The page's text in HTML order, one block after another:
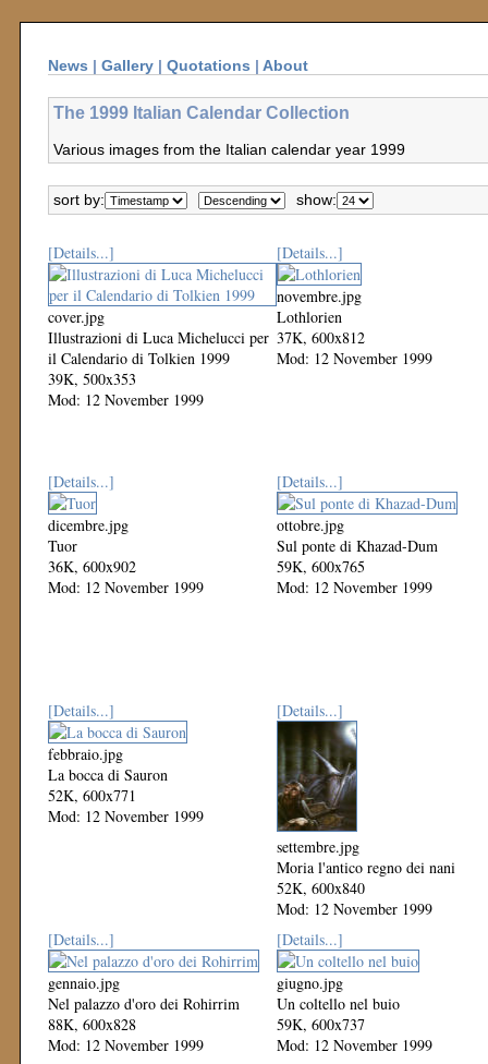
News | Gallery | Quotations | About
The 1999 Italian Calendar Collection
Various images from the Italian calendar year 1999
sort by: show:
[Details...]
cover.jpg
Illustrazioni di Luca Michelucci per
il Calendario di Tolkien 1999
39K, 500x353
Mod: 12 November 1999
[Details...]
novembre.jpg
Lothlorien
37K, 600x812
Mod: 12 November 1999
[Details...]
dicembre.jpg
Tuor
36K, 600x902
Mod: 12 November 1999
[Details...]
ottobre.jpg
Sul ponte di Khazad-Dum
59K, 600x765
Mod: 12 November 1999
[Details...]
febbraio.jpg
La bocca di Sauron
52K, 600x771
Mod: 12 November 1999
[Details...]
settembre.jpg
Moria l'antico regno dei nani
52K, 600x840
Mod: 12 November 1999
[Details...]
gennaio.jpg
Nel palazzo d'oro dei Rohirrim
88K, 600x828
Mod: 12 November 1999
[Details...]
giugno.jpg
Un coltello nel buio
59K, 600x737
Mod: 12 November 1999